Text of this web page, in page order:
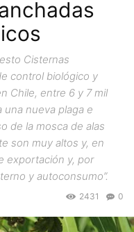
Cisternas
control biológico y
Chile, entre 6 y 7 mil
una nueva plaga e
de la mosca de alas
son muy altos y, en
exportación y, por
y autoconsumo”.
0
2431